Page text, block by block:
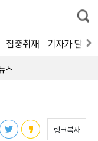
통
합
색
집중취재 기자가 달려
스
링크복사